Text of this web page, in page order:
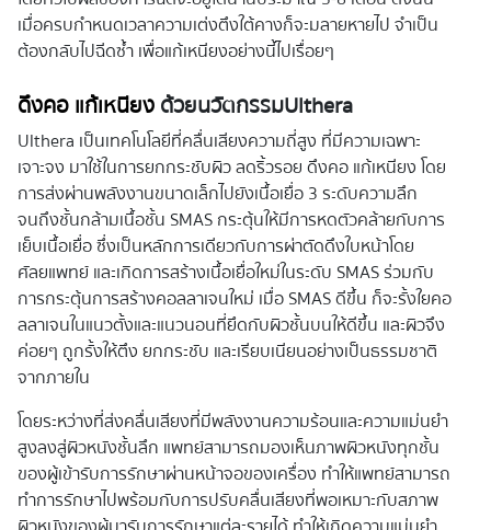
เมื่อครบกำหนดเวลาความเต่งตึงใต้คางก็จะมลายหายไป จำเป็น
ต้องกลับไปฉีดซ้ำ เพื่อแก้เหนียงอย่างนี้ไปเรื่อยๆ
ดึงคอ แก้เหนียงด้วยนวัตกรรมUlthera
Ulthera เป็นเทคโนโลยีที่คลื่นเสียงความถี่สูง ที่มีความเฉพาะ
เจาะจง มาใช้ในการยกกระชับผิว ลดริ้วรอย ดึงคอ แก้เหนียง โดย
การส่งผ่านพลังงานขนาดเล็กไปยังเนื้อเยื่อ 3 ระดับความลึก
จนถึงชั้นกล้ามเนื้อชั้น SMAS กระตุ้นให้มีการหดตัวคล้ายกับการ
เย็บเนื้อเยื่อ ซึ่งเป็นหลักการเดียวกับการผ่าตัดดึงใบหน้าโดย
ศัลยแพทย์ และเกิดการสร้างเนื้อเยื่อใหม่ในระดับ SMAS ร่วมกับ
การกระตุ้นการสร้างคอลลาเจนใหม่ เมื่อ SMAS ดีขึ้น ก็จะรั้งใยคอ
ลลาเจนในแนวตั้งและแนวนอนที่ยึดกับผิวชั้นบนให้ดีขึ้น และผิวจึง
ค่อยๆ ถูกรั้งให้ตึง ยกกระชับ และเรียบเนียนอย่างเป็นธรรมชาติ
จากภายใน
โดยระหว่างที่ส่งคลื่นเสียงที่มีพลังงานความร้อนและความแม่นยำ
สูงลงสู่ผิวหนังชั้นลึก แพทย์สามารถมองเห็นภาพผิวหนังทุกชั้น
ของผู้เข้ารับการรักษาผ่านหน้าจอของเครื่อง ทำให้แพทย์สามารถ
ทำการรักษาไปพร้อมกับการปรับคลื่นเสียงที่พอเหมาะกับสภาพ